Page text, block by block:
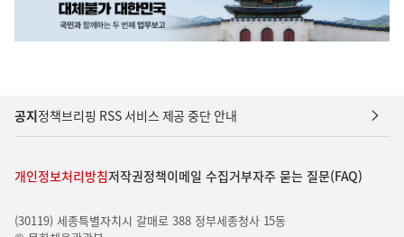
공지정책브리핑 RSS 서비스 제공 중단 안내
개인정보처리방침저작권정책이메일 수집거부자주 묻는 질문(FAQ)
(30119) 세종특별자치시 갈매로 388 정부세종청사 15동